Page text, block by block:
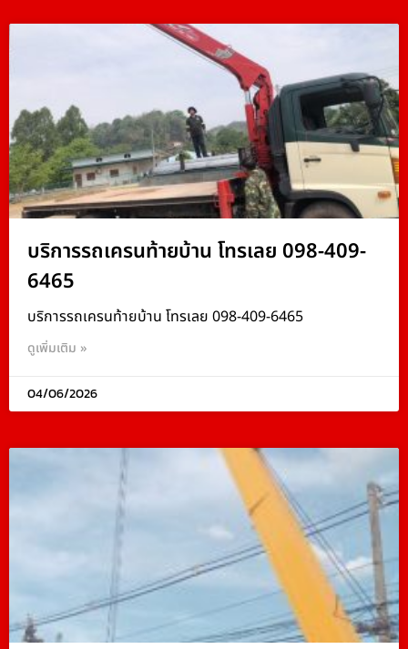
บริการรถเครนท้ายบ้าน โทรเลย 098-409-
6465
บริการรถเครนท้ายบ้าน โทรเลย 098-409-6465
ดูเพิ่มเติม »
04/06/2026